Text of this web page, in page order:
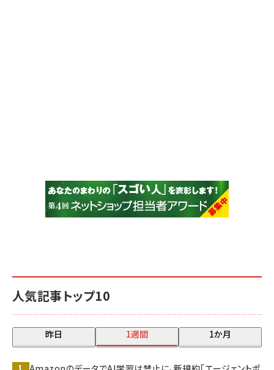
人気記事トップ10
昨日 1週間 1か月